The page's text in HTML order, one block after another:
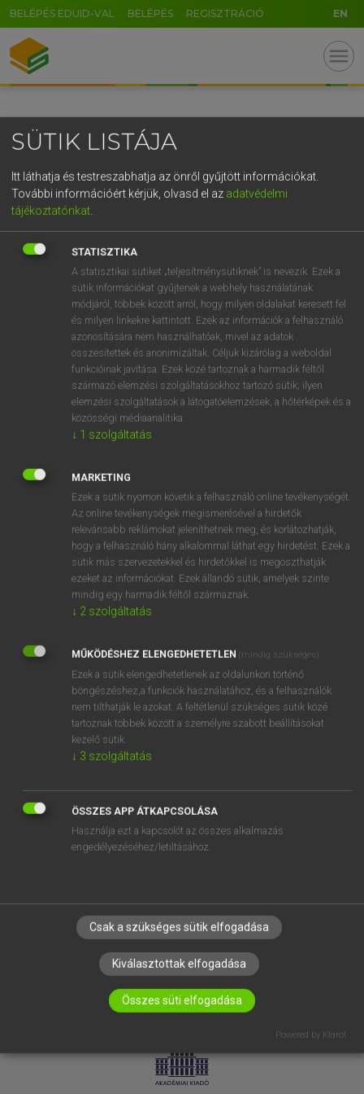
BELÉPÉS EDUID-VAL BELÉPÉS REGISZTRÁCIÓ EN
menu
OOOOPS!
SZOTAR.NET APPLIKÁCIÓ
MICROSOFT OFFICE BŐVÍTMÉNY
BEÉPÜLŐ SZÓTÁRMODUL
ONLINE NYELVVIZSGA
EGYÉNI FELHASZNÁLÓKNAK
TANULÓKNAK
OKTATÁSI INTÉZMÉNYEKNEK
VÁLLALATI MEGOLDÁSOK
RÓLUNK
ELÉRHETŐSÉG
SÜTI BEÁLLÍTÁSOK
LICENCSZERZŐDÉS ADATVÉDELEM
SÜTIK LISTÁJA
Itt láthatja és testreszabhatja az önről gyűjtött információkat.
További információért kérjük, olvasd el az adatvédelmi
tájékoztatónkat
STATISZTIKA
A statisztikai sütiket „teljesítménysütiknek” is nevezik. Ezek a
sütik információkat gyűjtenek a webhely használatának
módjáról, többek között arról, hogy milyen oldalakat keresett fel
és milyen linkekre kattintott. Ezek az információk a felhasználó
azonosítására nem használhatóak, mivel az adatok
összesítettek és anonimizáltak. Céljuk kizárólag a weboldal
funkcióinak javítása. Ezek közé tartoznak a harmadik féltől
származó elemzési szolgáltatásokhoz tartozó sütik; ilyen
elemzési szolgáltatások a látogatóelemzések, a hőtérképek és a
közösségi médiaanalitika.
↓ 1 szolgáltatás
MARKETING
Ezek a sütik nyomon követik a felhasználó online tevékenységét.
Az online tevékenységek megismerésével a hirdetők
relevánsabb reklámokat jeleníthetnek meg, és korlátozhatják,
hogy a felhasználó hány alkalommal láthat egy hirdetést. Ezek a
sütik más szervezetekkel és hirdetőkkel is megoszthatják
ezeket az információkat. Ezek állandó sütik, amelyek szinte
mindig egy harmadik féltől származnak.
↓ 2 szolgáltatás
MŰKÖDÉSHEZ ELENGEDHETETLEN (mindig szükséges)
Ezek a sütik elengedhetetlenek az oldalunkon történő
böngészéshez,a funkciók használatához, és a felhasználók
nem tilthatják le azokat. A feltétlenül szükséges sütik közé
tartoznak többek között a személyre szabott beállításokat
kezelő sütik.
↓ 3 szolgáltatás
ÖSSZES APP ÁTKAPCSOLÁSA
Használja ezt a kapcsolót az összes alkalmazás
engedélyezéséhez/letiltásához.
Csak a szükséges sütik elfogadása
Kiválasztottak elfogadása
Összes süti elfogadása
Powered by Klaro!
GR
5
g h k l
v b n m , . - AltGr